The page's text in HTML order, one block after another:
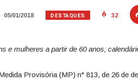
05/01/2018 DESTAQUES 32
e mulheres a partir de 60 anos;
Provisória (MP) n° 813, de 26 de